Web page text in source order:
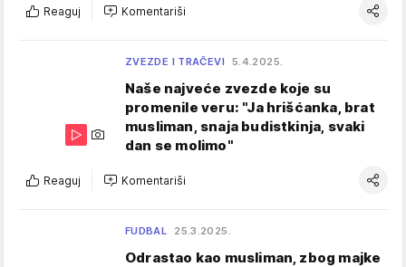
Reaguj Komentariši
ZVEZDE I TRAČEVI 5.4.2025.
Naše najveće zvezde koje su
promenile veru: "Ja hrišćanka, brat
musliman, snaja budistkinja, svaki
dan se molimo"
Reaguj Komentariši
FUDBAL 25.3.2025.
Odrastao kao musliman, zbog majke